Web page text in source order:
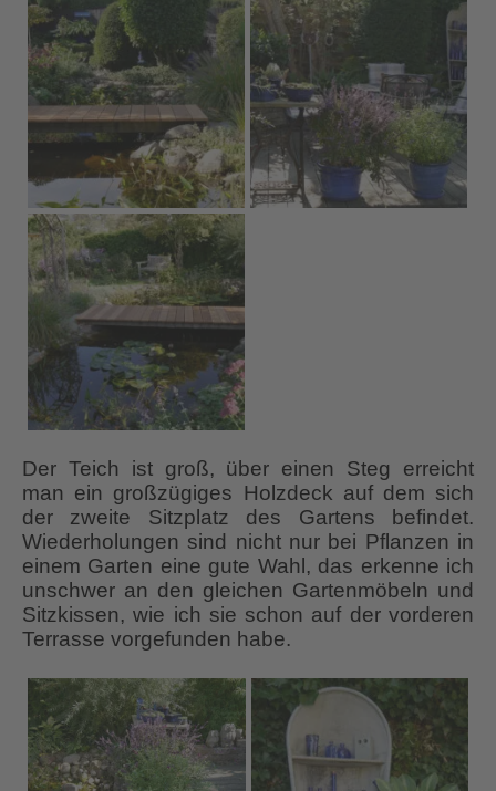
Der Teich ist groß, über einen Steg erreicht
man ein großzügiges Holzdeck auf dem sich
der zweite Sitzplatz des Gartens befindet.
Wiederholungen sind nicht nur bei Pflanzen in
einem Garten eine gute Wahl, das erkenne ich
unschwer an den gleichen Gartenmöbeln und
Sitzkissen, wie ich sie schon auf der vorderen
Terrasse vorgefunden habe.